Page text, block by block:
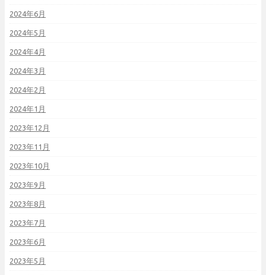
2024年6月
2024年5月
2024年4月
2024年3月
2024年2月
2024年1月
2023年12月
2023年11月
2023年10月
2023年9月
2023年8月
2023年7月
2023年6月
2023年5月